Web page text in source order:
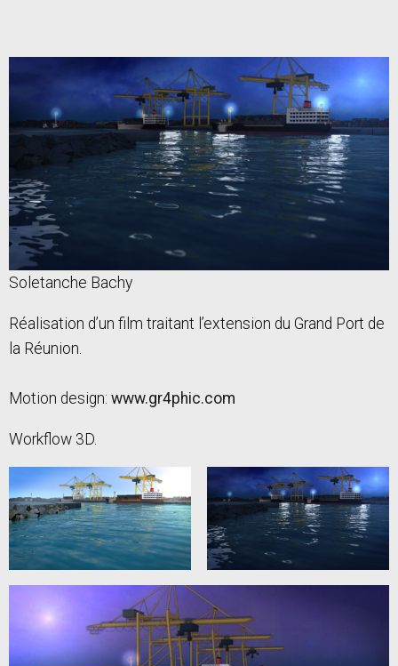
Soletanche Bachy
Réalisation d’un film traitant l’extension du Grand Port de
la Réunion.
Motion design: www.gr4phic.com
Workflow 3D.